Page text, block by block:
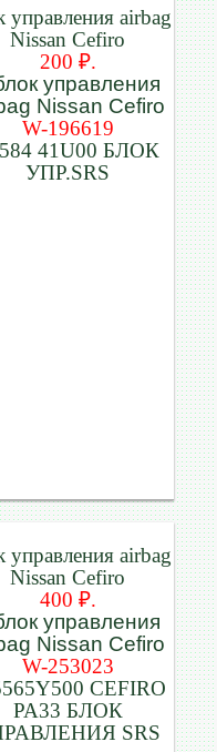
управления airbag
Nissan Cefiro
200 ₽.
W-196619
41U00 БЛОК
УПР.SRS
управления airbag
Nissan Cefiro
400 ₽.
W-253023
CEFIRO
PA33 БЛОК
SRS